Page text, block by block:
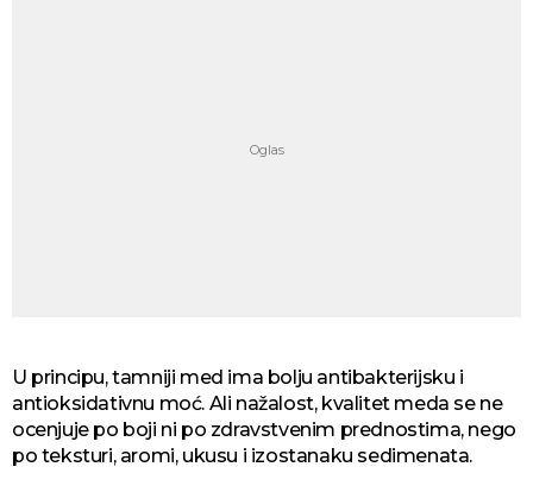
U principu, tamniji med ima bolju antibakterijsku i
antioksidativnu moć. Ali nažalost, kvalitet meda se ne
ocenjuje po boji ni po zdravstvenim prednostima, nego
po teksturi, aromi, ukusu i izostanaku sedimenata.